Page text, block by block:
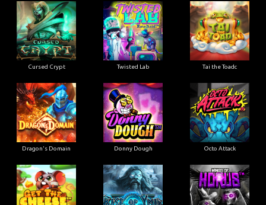
Cursed Crypt Twisted Lab Tai the Toadc
Dragon's Domain Donny Dough Octo Attack